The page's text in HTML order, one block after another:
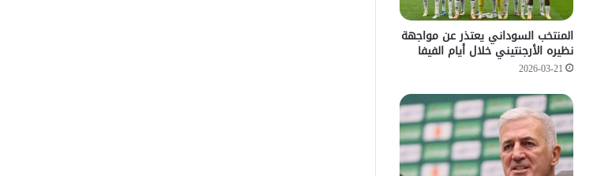
المنتخب السوداني يعتذر عن مواجهة
نظيره الأرجنتيني خلال أيام الفيفا
2026-03-21